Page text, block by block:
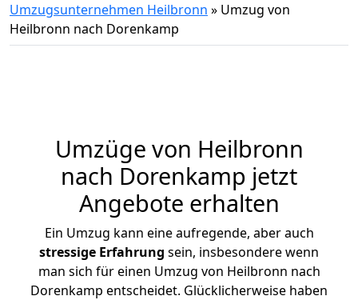
Umzugsunternehmen Heilbronn » Umzug von
Heilbronn nach Dorenkamp
Umzüge von Heilbronn
nach Dorenkamp jetzt
Angebote erhalten
Ein Umzug kann eine aufregende, aber auch
stressige Erfahrung sein, insbesondere wenn
man sich für einen Umzug von Heilbronn nach
Dorenkamp entscheidet. Glücklicherweise haben